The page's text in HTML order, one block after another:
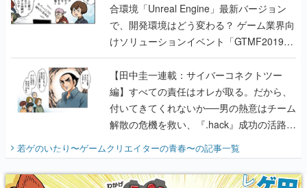
合環境「Unreal Engine」最新バージョン
で、開発環境はどう変わる？ ゲーム業界向
けソリューションイベント「GTMF2019」
に行って、より理解を深めよう【PR】
【田中圭一連載：サイバーコネクトツー
編】すべての責任はオレが取る。だから、
付いてきてくれないか──男の熱意はチーム
解散の危機を救い、『.hack』成功の活路を
『少年ジャンプ』色だった【若ゲのいた
り】
若ゲのいたり〜ゲームクリエイターの青春〜の記事一覧